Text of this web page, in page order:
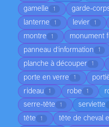
gamelle 1 garde-
lanterne 1 levier 1
montre 1 monument
panneau d'information 1
planche à découper 1
porte en verre 1
rideau 1 robe 1
serre-tête 1 serviette
tête 1 tête de cheval